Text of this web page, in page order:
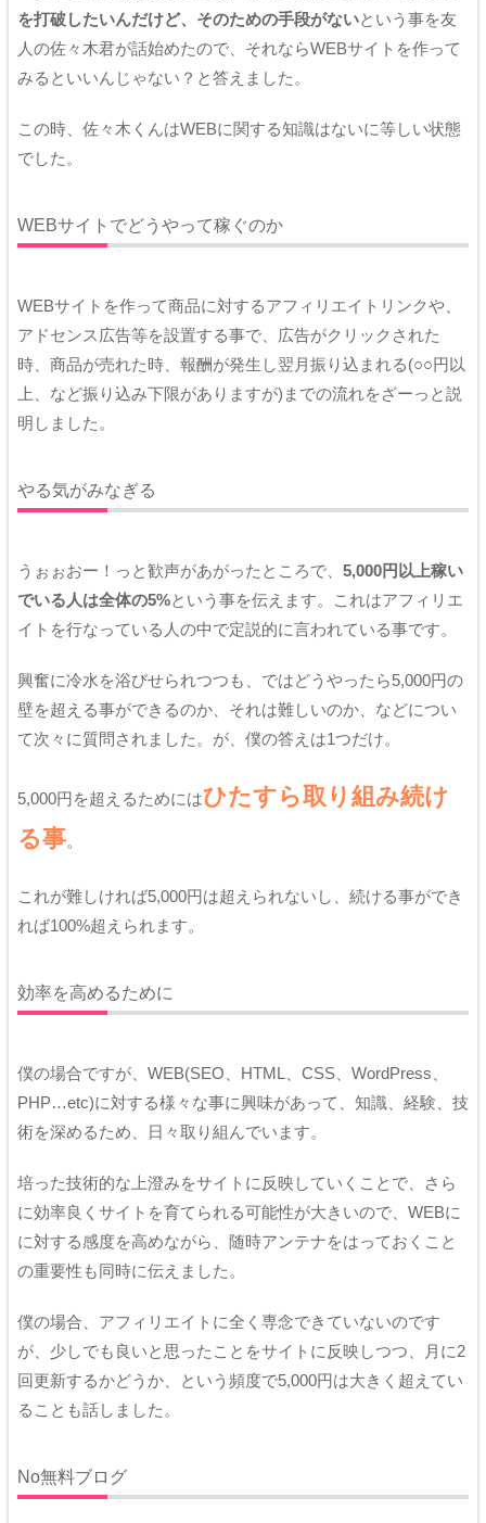
を打破したいんだけど、そのための手段がないという事を友
人の佐々木君が話始めたので、それならWEBサイトを作って
みるといいんじゃない？と答えました。
この時、佐々木くんはWEBに関する知識はないに等しい状態
でした。
WEBサイトでどうやって稼ぐのか
WEBサイトを作って商品に対するアフィリエイトリンクや、
アドセンス広告等を設置する事で、広告がクリックされた
時、商品が売れた時、報酬が発生し翌月振り込まれる(○○円以
上、など振り込み下限がありますが)までの流れをざーっと説
明しました。
やる気がみなぎる
うぉぉおー！っと歓声があがったところで、 5,000円以上稼い
でいる人は全体の5%という事を伝えます。これはアフィリエ
イトを行なっている人の中で定説的に言われている事です。
興奮に冷水を浴びせられつつも、ではどうやったら5,000円の
壁を超える事ができるのか、それは難しいのか、などについ
て次々に質問されました。が、僕の答えは1つだけ。
5,000円を超えるためにはひたすら取り組み続け
る事。
これが難しければ5,000円は超えられないし、続ける事ができ
れば100%超えられます。
効率を高めるために
僕の場合ですが、WEB(SEO、HTML、CSS、WordPress、
PHP…etc)に対する様々な事に興味があって、知識、経験、技
術を深めるため、日々取り組んでいます。
培った技術的な上澄みをサイトに反映していくことで、さら
に効率良くサイトを育てられる可能性が大きいので、WEBに
に対する感度を高めながら、随時アンテナをはっておくこと
の重要性も同時に伝えました。
僕の場合、アフィリエイトに全く専念できていないのです
が、少しでも良いと思ったことをサイトに反映しつつ、月に2
回更新するかどうか、という頻度で5,000円は大きく超えてい
ることも話しました。
No無料ブログ